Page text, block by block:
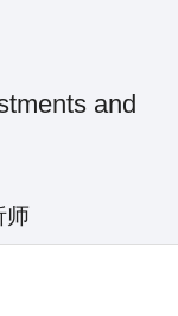
and
师